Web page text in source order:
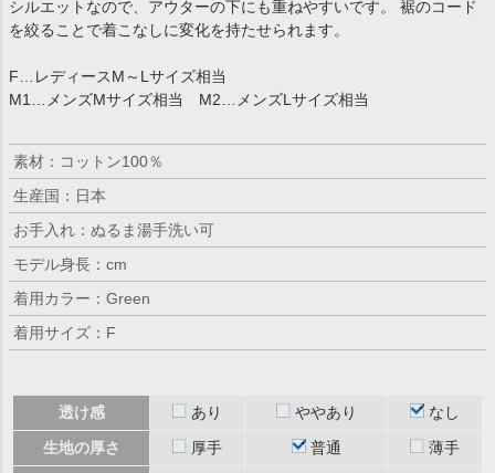
シルエットなので、アウターの下にも重ねやすいです。 裾のコード
を絞ることで着こなしに変化を持たせられます。
F…レディースM～Lサイズ相当
M1…メンズMサイズ相当 M2…メンズLサイズ相当
素材：コットン100％
生産国：日本
お手入れ：ぬるま湯手洗い可
モデル身長：cm
着用カラー：Green
着用サイズ：F
透け感 あり ややあり
なし
生地の厚さ
厚手 普通
薄手